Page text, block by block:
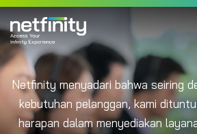
Netfinity menyadari bahwa seiring
kebutuhan pelanggan, kami
harapan dalam menyediakan